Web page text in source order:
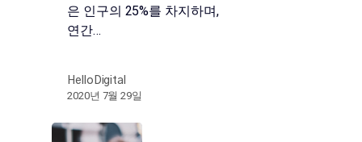
은 인구의 25%를 차지하며,
연간…
HelloDigital
2020년 7월 29일